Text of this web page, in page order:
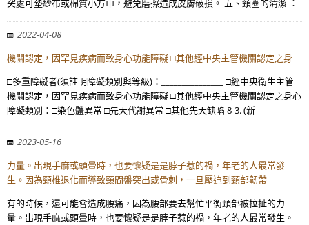
突處可墊紗布或棉質小方巾，避免磨擦造成皮膚破損。 五、頸圈的清潔 ：
2022-04-08
機關認定，因罕見疾病而致身心功能障礙 □其他經中央主管機關認定之身
□多重障礙者(須註明障礙類別與等級)：_______________ □經中央衛生主管
機關認定，因罕見疾病而致身心功能障礙 □其他經中央主管機關認定之身心
障礙類別：□染色體異常 □先天代謝異常 □其他先天缺陷 8-3. (新
2023-05-16
力量。出現手麻或頭暈時，也要懷疑是是脖子惹的禍，年老的人最常發
生。因為頸椎退化而導致頸間盤突出或骨刺，一旦壓迫到頸部韌帶
有的時候，還可能會造成腰痛，因為腰部要去幫忙平衡頸部被拉扯的力
量。出現手麻或頭暈時，也要懷疑是是脖子惹的禍，年老的人最常發生。